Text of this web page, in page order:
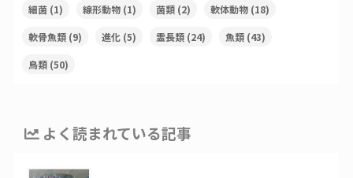
細菌(1) 線形動物(1) 菌類(2) 軟体動物(18)
軟骨魚類(9) 進化(5) 霊長類(24) 魚類(43)
鳥類(50)
よく読まれている記事